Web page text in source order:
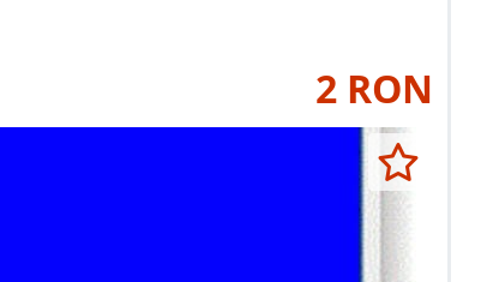
2 RON